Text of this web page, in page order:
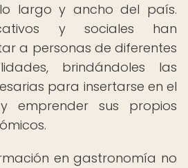
largo y ancho del país.
y sociales han
a personas de diferentes
brindándoles las
para insertarse en el
emprender sus propios
en gastronomía no